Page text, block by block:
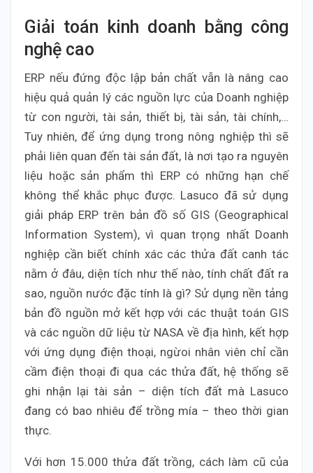
Giải toán kinh doanh bằng công
nghệ cao
ERP nếu đứng độc lập bản chất vẫn là nâng cao
hiệu quả quản lý các nguồn lực của Doanh nghiệp
từ con người, tài sản, thiết bị, tài sản, tài chính,…
Tuy nhiên, để ứng dụng trong nông nghiệp thì sẽ
phải liên quan đến tài sản đất, là nơi tạo ra nguyên
liệu hoặc sản phẩm thì ERP có những hạn chế
không thể khắc phục được. Lasuco đã sử dụng
giải pháp ERP trên bản đồ số GIS (Geographical
Information System), vì quan trọng nhất Doanh
nghiệp cần biết chính xác các thửa đất canh tác
nằm ở đâu, diện tích như thế nào, tính chất đất ra
sao, nguồn nước đặc tính là gì? Sử dụng nền tảng
bản đồ nguồn mở kết hợp với các thuật toán GIS
và các nguồn dữ liệu từ NASA về địa hình, kết hợp
với ứng dụng điện thoại, ngừoi nhân viên chỉ cần
cầm điện thoại đi qua các thửa đất, hệ thống sẽ
ghi nhận lại tài sản – diện tích đất mà Lasuco
đang có bao nhiêu để trồng mía – theo thời gian
thực.
Với hơn 15.000 thửa đất trồng, cách làm cũ của